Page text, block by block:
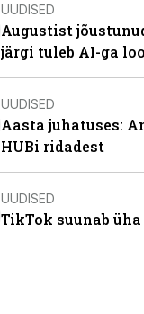
UUDISED
Augustist
järgi tuleb AI-ga
UUDISED
Aasta juhatuses:
HUBi ridadest
UUDISED
TikTok suunab